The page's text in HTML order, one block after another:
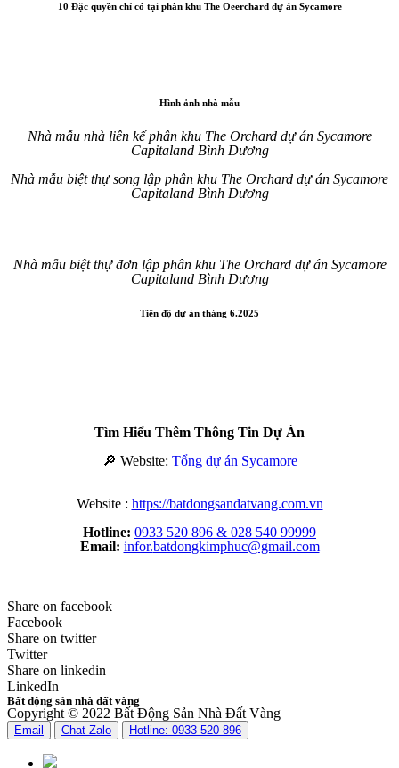
10 Đặc quyền chỉ có tại phân khu The Oeerchard dự án Sycamore
Hình ảnh nhà mẫu
Nhà mẫu nhà liên kế phân khu The Orchard dự án Sycamore
Capitaland Bình Dương
Nhà mẫu biệt thự song lập phân khu The Orchard dự án Sycamore
Capitaland Bình Dương
Nhà mẫu biệt thự đơn lập phân khu The Orchard dự án Sycamore
Capitaland Bình Dương
Tiến độ dự án tháng 6.2025
Tìm Hiểu Thêm Thông Tin Dự Án
🔎 Website: Tổng dự án Sycamore
Website : https://batdongsandatvang.com.vn
Hotline: 0933 520 896 & 028 540 99999
Email: infor.batdongkimphuc@gmail.com
Share on facebook
Facebook
Share on twitter
Twitter
Share on linkedin
LinkedIn
Bất động sản nhà đất vàng
Copyright © 2022 Bất Động Sản Nhà Đất Vàng
Email Chat Zalo Hotline: 0933 520 896